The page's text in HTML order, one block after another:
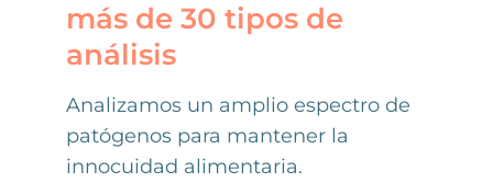
más de 30 tipos de
análisis
Analizamos un amplio espectro de
patógenos para mantener la
innocuidad alimentaria.